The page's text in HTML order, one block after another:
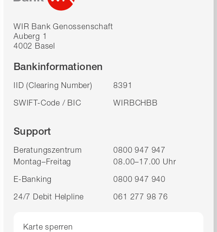
WIR Bank Genossenschaft
Auberg 1
4002 Basel
Bankinformationen
IID (Clearing Number)
8391
SWIFT-Code / BIC
WIRBCHBB
Support
Beratungszentrum
0800 947 947
Montag–Freitag
08.00–17.00 Uhr
E-Banking
0800 947 940
24/7 Debit Helpline
061 277 98 76
Karte sperren